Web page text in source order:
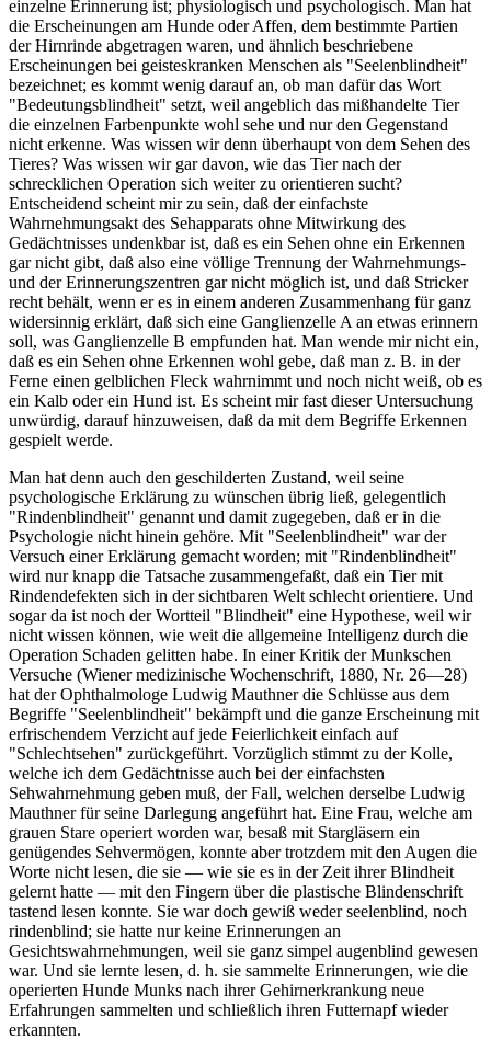
einzelne Erinnerung ist; physiologisch und psychologisch. Man hat
die Erscheinungen am Hunde oder Affen, dem bestimmte Partien
der Hirnrinde abgetragen waren, und ähnlich beschriebene
Erscheinungen bei geisteskranken Menschen als "Seelenblindheit"
bezeichnet; es kommt wenig darauf an, ob man dafür das Wort
"Bedeutungsblindheit" setzt, weil angeblich das mißhandelte Tier
die einzelnen Farbenpunkte wohl sehe und nur den Gegenstand
nicht erkenne. Was wissen wir denn überhaupt von dem Sehen des
Tieres? Was wissen wir gar davon, wie das Tier nach der
schrecklichen Operation sich weiter zu orientieren sucht?
Entscheidend scheint mir zu sein, daß der einfachste
Wahrnehmungsakt des Sehapparats ohne Mitwirkung des
Gedächtnisses undenkbar ist, daß es ein Sehen ohne ein Erkennen
gar nicht gibt, daß also eine völlige Trennung der Wahrnehmungs-
und der Erinnerungszentren gar nicht möglich ist, und daß Stricker
recht behält, wenn er es in einem anderen Zusammenhang für ganz
widersinnig erklärt, daß sich eine Ganglienzelle A an etwas erinnern
soll, was Ganglienzelle B empfunden hat. Man wende mir nicht ein,
daß es ein Sehen ohne Erkennen wohl gebe, daß man z. B. in der
Ferne einen gelblichen Fleck wahrnimmt und noch nicht weiß, ob es
ein Kalb oder ein Hund ist. Es scheint mir fast dieser Untersuchung
unwürdig, darauf hinzuweisen, daß da mit dem Begriffe Erkennen
gespielt werde.
Man hat denn auch den geschilderten Zustand, weil seine
psychologische Erklärung zu wünschen übrig ließ, gelegentlich
"Rindenblindheit" genannt und damit zugegeben, daß er in die
Psychologie nicht hinein gehöre. Mit "Seelenblindheit" war der
Versuch einer Erklärung gemacht worden; mit "Rindenblindheit"
wird nur knapp die Tatsache zusammengefaßt, daß ein Tier mit
Rindendefekten sich in der sichtbaren Welt schlecht orientiere. Und
sogar da ist noch der Wortteil "Blindheit" eine Hypothese, weil wir
nicht wissen können, wie weit die allgemeine Intelligenz durch die
Operation Schaden gelitten habe. In einer Kritik der Munkschen
Versuche (Wiener medizinische Wochenschrift, 1880, Nr. 26—28)
hat der Ophthalmologe Ludwig Mauthner die Schlüsse aus dem
Begriffe "Seelenblindheit" bekämpft und die ganze Erscheinung mit
erfrischendem Verzicht auf jede Feierlichkeit einfach auf
"Schlechtsehen" zurückgeführt. Vorzüglich stimmt zu der Kolle,
welche ich dem Gedächtnisse auch bei der einfachsten
Sehwahrnehmung geben muß, der Fall, welchen derselbe Ludwig
Mauthner für seine Darlegung angeführt hat. Eine Frau, welche am
grauen Stare operiert worden war, besaß mit Stargläsern ein
genügendes Sehvermögen, konnte aber trotzdem mit den Augen die
Worte nicht lesen, die sie — wie sie es in der Zeit ihrer Blindheit
gelernt hatte — mit den Fingern über die plastische Blindenschrift
tastend lesen konnte. Sie war doch gewiß weder seelenblind, noch
rindenblind; sie hatte nur keine Erinnerungen an
Gesichtswahrnehmungen, weil sie ganz simpel augenblind gewesen
war. Und sie lernte lesen, d. h. sie sammelte Erinnerungen, wie die
operierten Hunde Munks nach ihrer Gehirnerkrankung neue
Erfahrungen sammelten und schließlich ihren Futternapf wieder
erkannten.